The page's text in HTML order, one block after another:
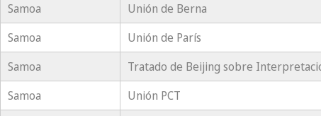
Samoa
Unión de Berna
Samoa
Unión de París
Samoa
Tratado de Beijing sobre
Samoa
Unión PCT